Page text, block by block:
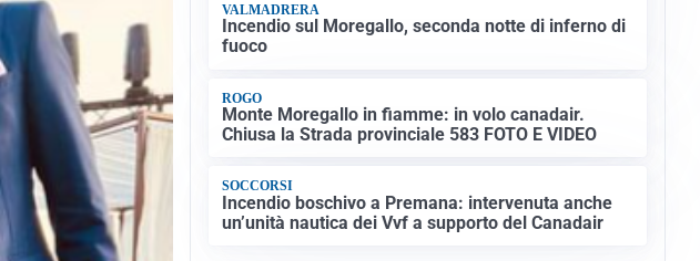
VALMADRERA
Incendio sul Moregallo, seconda notte di inferno di
fuoco
ROGO
Monte Moregallo in fiamme: in volo canadair.
Chiusa la Strada provinciale 583 FOTO E VIDEO
SOCCORSI
Incendio boschivo a Premana: intervenuta anche
un’unità nautica dei Vvf a supporto del Canadair